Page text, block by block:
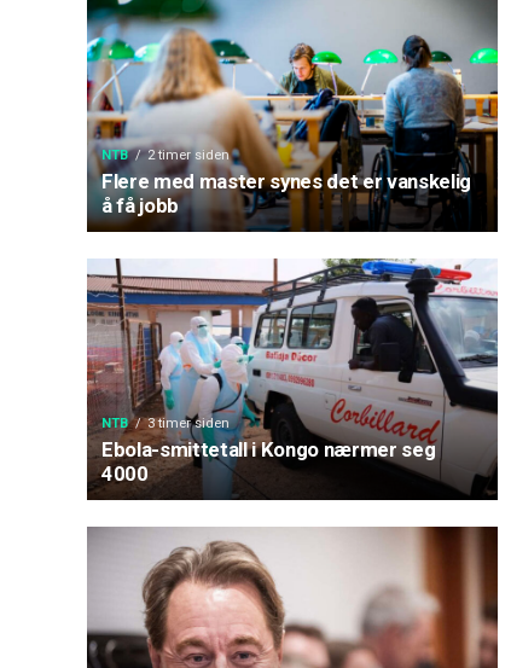
NTB 2 timer siden
Flere med master synes det er vanskelig
å få jobb
NTB 3 timer siden
Ebola-smittetall i Kongo nærmer seg
4000